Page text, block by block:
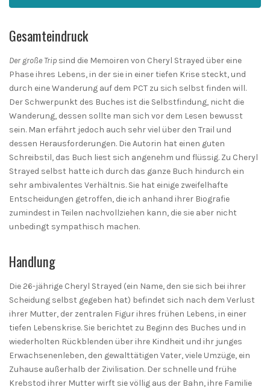
Gesamteindruck
Der große Trip sind die Memoiren von Cheryl Strayed über eine
Phase ihres Lebens, in der sie in einer tiefen Krise steckt, und
durch eine Wanderung auf dem PCT zu sich selbst finden will.
Der Schwerpunkt des Buches ist die Selbstfindung, nicht die
Wanderung, dessen sollte man sich vor dem Lesen bewusst
sein. Man erfährt jedoch auch sehr viel über den Trail und
dessen Herausforderungen. Die Autorin hat einen guten
Schreibstil, das Buch liest sich angenehm und flüssig. Zu Cheryl
Strayed selbst hatte ich durch das ganze Buch hindurch ein
sehr ambivalentes Verhältnis. Sie hat einige zweifelhafte
Entscheidungen getroffen, die ich anhand ihrer Biografie
zumindest in Teilen nachvollziehen kann, die sie aber nicht
unbedingt sympathisch machen.
Handlung
Die 26-jährige Cheryl Strayed (ein Name, den sie sich bei ihrer
Scheidung selbst gegeben hat) befindet sich nach dem Verlust
ihrer Mutter, der zentralen Figur ihres frühen Lebens, in einer
tiefen Lebenskrise. Sie berichtet zu Beginn des Buches und in
wiederholten Rückblenden über ihre Kindheit und ihr junges
Erwachsenenleben, den gewalttätigen Vater, viele Umzüge, ein
Zuhause außerhalb der Zivilisation. Der schnelle und frühe
Krebstod ihrer Mutter wirft sie völlig aus der Bahn, ihre Familie